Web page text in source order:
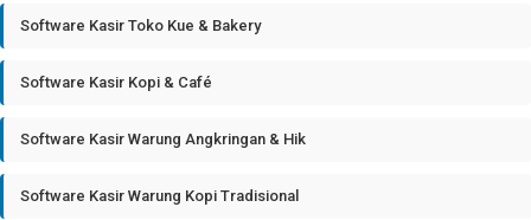
Software Kasir Toko Kue & Bakery
Software Kasir Kopi & Café
Software Kasir Warung Angkringan & Hik
Software Kasir Warung Kopi Tradisional